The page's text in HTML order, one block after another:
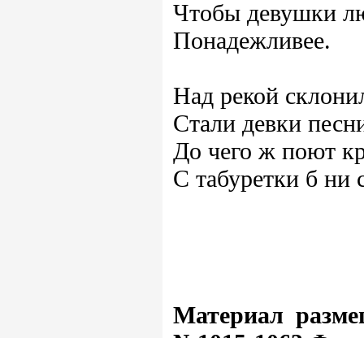
Чтобы девушки
Понадежливее.
Над рекой
Стали девки
До чего ж поют
С табуретки б ни
Материал